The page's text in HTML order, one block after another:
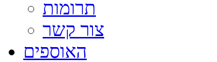
תרומות
צור קשר
האוספים